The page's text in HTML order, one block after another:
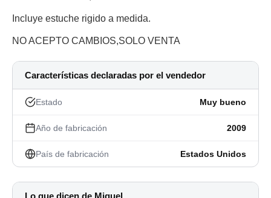
Incluye estuche rigido a medida.
NO ACEPTO CAMBIOS,SOLO VENTA
Características declaradas por el vendedor
Estado Muy bueno
Año de fabricación 2009
País de fabricación Estados Unidos
Lo que dicen de Miguel